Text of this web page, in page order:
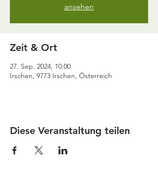
ansehen
Zeit & Ort
27. Sep. 2024, 10:00
Irschen, 9773 Irschen, Österreich
Diese Veranstaltung teilen